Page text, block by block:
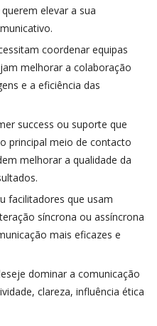
elevar a sua
coordenar equipas
melhorar a colaboração
e a eficiência das
success ou suporte que
principal meio de contacto
melhorar a qualidade da
facilitadores que usam
síncrona ou assíncrona
mais eficazes e
dominar a comunicação
clareza, influência ética